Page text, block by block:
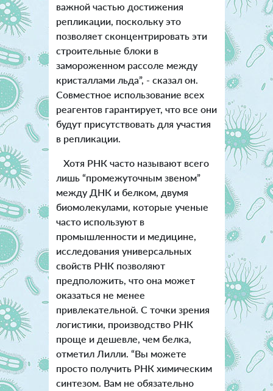
важной частью достижения
репликации, поскольку это
позволяет сконцентрировать эти
строительные блоки в
замороженном рассоле между
кристаллами льда”, - сказал он.
Совместное использование всех
реагентов гарантирует, что все они
будут присутствовать для участия
в репликации.
Хотя РНК часто называют всего
лишь “промежуточным звеном”
между ДНК и белком, двумя
биомолекулами, которые ученые
часто используют в
промышленности и медицине,
исследования универсальных
свойств РНК позволяют
предположить, что она может
оказаться не менее
привлекательной. С точки зрения
логистики, производство РНК
проще и дешевле, чем белка,
отметил Лилли. “Вы можете
просто получить РНК химическим
синтезом. Вам не обязательно